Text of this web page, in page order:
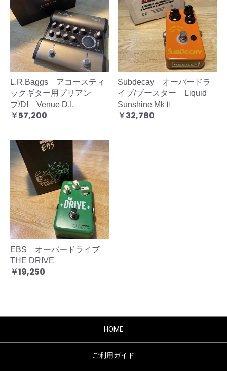
L.R.Baggs アコースティ
ックギター用プリアン
プ/DI Venue D.I.
￥57,200
Subdecay オーバードラ
イブ/ブースター Liquid
Sunshine MkⅡ
￥32,780
EBS オーバードライブ
THE DRIVE
￥19,250
HOME
ご利用ガイド